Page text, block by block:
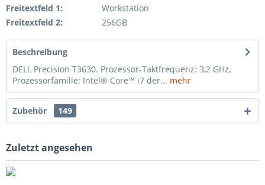
Freitextfeld 1:
Workstation
Freitextfeld 2:
256GB
Beschreibung
DELL Precision T3630. Prozessor-Taktfrequenz: 3,2 GHz,
Prozessorfamilie: Intel® Core™ i7 der... mehr
Zubehör 149
Zuletzt angesehen